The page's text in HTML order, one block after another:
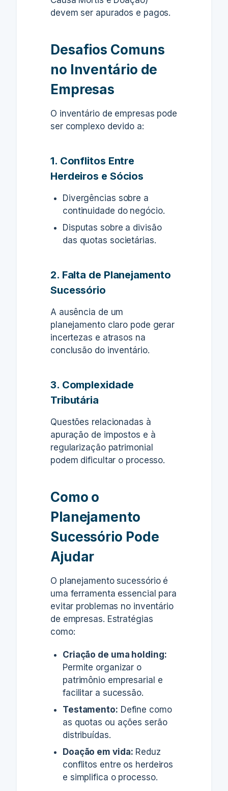
devem ser apurados e pagos.
Desafios Comuns
no Inventário de
Empresas
O inventário de empresas pode
ser complexo devido a:
1. Conflitos Entre
Herdeiros e Sócios
Divergências sobre a
continuidade do negócio.
Disputas sobre a divisão
das quotas societárias.
2. Falta de Planejamento
Sucessório
A ausência de um
planejamento claro pode gerar
incertezas e atrasos na
conclusão do inventário.
3. Complexidade
Tributária
Questões relacionadas à
apuração de impostos e à
regularização patrimonial
podem dificultar o processo.
Como o
Planejamento
Sucessório Pode
Ajudar
O planejamento sucessório é
uma ferramenta essencial para
evitar problemas no inventário
de empresas. Estratégias
como:
Criação de uma holding:
Permite organizar o
patrimônio empresarial e
facilitar a sucessão.
Testamento: Define como
as quotas ou ações serão
distribuídas.
Doação em vida: Reduz
conflitos entre os herdeiros
e simplifica o processo.